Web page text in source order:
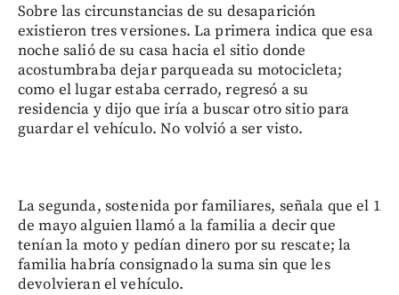
Sobre las circunstancias de su desaparición
existieron tres versiones. La primera indica que esa
noche salió de su casa hacia el sitio donde
acostumbraba dejar parqueada su motocicleta;
como el lugar estaba cerrado, regresó a su
residencia y dijo que iría a buscar otro sitio para
guardar el vehículo. No volvió a ser visto.
La segunda, sostenida por familiares, señala que el 1
de mayo alguien llamó a la familia a decir que
tenían la moto y pedían dinero por su rescate; la
familia habría consignado la suma sin que les
devolvieran el vehículo.